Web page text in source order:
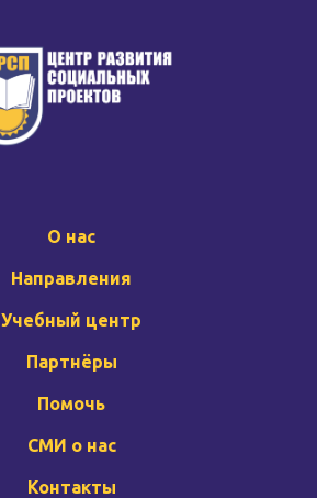
О нас
Направления
Учебный центр
Партнёры
Помочь
СМИ о нас
Контакты